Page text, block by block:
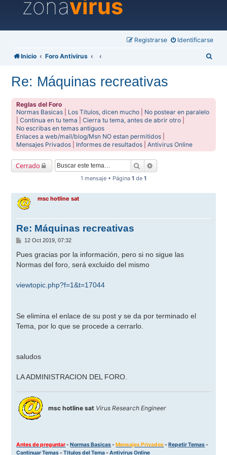
zonavirus
Identificarse
Registrarse
Inicio Foro Antivirus
Re: Máquinas recreativas
Reglas del Foro
Normas Basicas
Los Titulos, dicen mucho
No postear en paralelo
|Continua en tu tema |Cierra tu tema, antes de abrir otro
No escribas en temas antiguos
Enlaces a web/mail/blog/Msn NO estan permitidos
Mensajes Privados
Informes de resultados |Antivirus Online
Cerrado Buscar
1 mensaje • Página 1 de 1
msc hotline sat
Re: Máquinas recreativas
M
n
a
12 Oct 2019, 07:32
Pues gracias por la información, pero si no sigue las
Normas del foro, será excluido del mismo
viewtopic.php?f=1&t=17044
Se elimina el enlace de su post y se da por terminado el
Tema, por lo que se procede a cerrarlo.
saludos
LA ADMINISTRACION DEL FORO.
msc hotline sat Virus Research Engineer
Antes de preguntar-Normas Basicas-Mensajes Privados-Repetir Temas-
Continuar Temas-Titulos del Tema-Antivirus Online